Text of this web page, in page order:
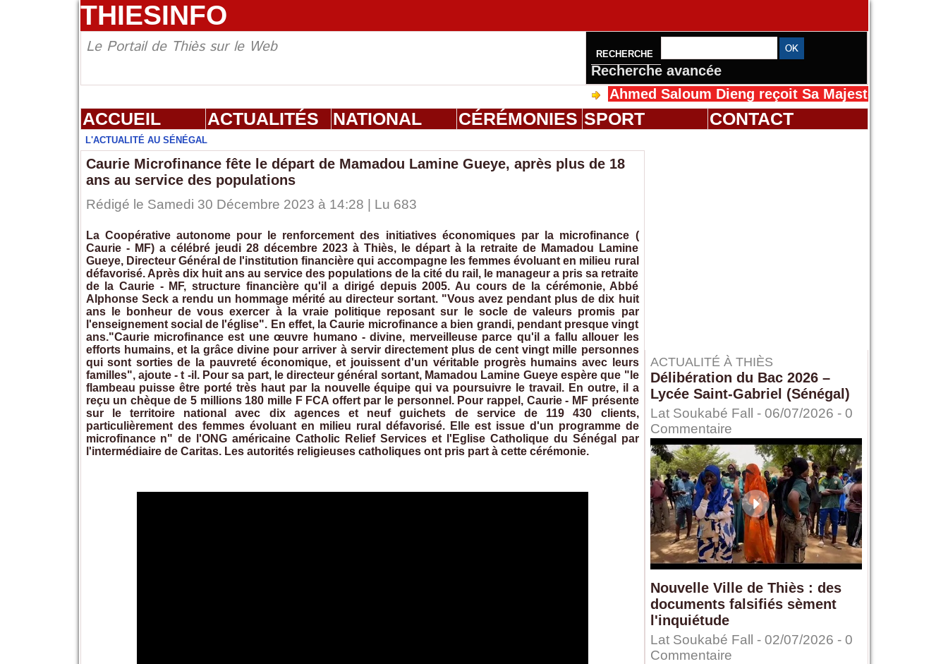
THIESINFO
Le Portail de Thiès sur le Web RECHERCHE
Recherche avancée
Ahmed Saloum Dieng reçoit Sa Majesté Mansah Cissé
ACCUEIL ACTUALITÉS NATIONAL CÉRÉMONIES SPORT CONTACT
L'ACTUALITÉ AU SÉNÉGAL
Caurie Microfinance fête le départ de Mamadou Lamine Gueye, après plus de 18
ans au service des populations
Rédigé le Samedi 30 Décembre 2023 à 14:28 | Lu 683
La Coopérative autonome pour le renforcement des initiatives économiques par la microfinance (
Caurie - MF) a célébré jeudi 28 décembre 2023 à Thiès, le départ à la retraite de Mamadou Lamine
Gueye, Directeur Général de l'institution financière qui accompagne les femmes évoluant en milieu rural
défavorisé. Après dix huit ans au service des populations de la cité du rail, le manageur a pris sa retraite
de la Caurie - MF, structure financière qu'il a dirigé depuis 2005. Au cours de la cérémonie, Abbé
Alphonse Seck a rendu un hommage mérité au directeur sortant. "Vous avez pendant plus de dix huit
ans le bonheur de vous exercer à la vraie politique reposant sur le socle de valeurs promis par
l'enseignement social de l'église". En effet, la Caurie microfinance a bien grandi, pendant presque vingt
ans."Caurie microfinance est une œuvre humano - divine, merveilleuse parce qu'il a fallu allouer les
efforts humains, et la grâce divine pour arriver à servir directement plus de cent vingt mille personnes
qui sont sorties de la pauvreté économique, et jouissent d'un véritable progrès humains avec leurs
familles", ajoute - t -il. Pour sa part, le directeur général sortant, Mamadou Lamine Gueye espère que "le
flambeau puisse être porté très haut par la nouvelle équipe qui va poursuivre le travail. En outre, il a
reçu un chèque de 5 millions 180 mille F FCA offert par le personnel. Pour rappel, Caurie - MF présente
sur le territoire national avec dix agences et neuf guichets de service de 119 430 clients,
particulièrement des femmes évoluant en milieu rural défavorisé. Elle est issue d'un programme de
microfinance n" de l'ONG américaine Catholic Relief Services et l'Eglise Catholique du Sénégal par
l'intermédiaire de Caritas. Les autorités religieuses catholiques ont pris part à cette cérémonie.
ACTUALITÉ À THIÈS
Délibération du Bac 2026 –
Lycée Saint-Gabriel (Sénégal)
Lat Soukabé Fall - 06/07/2026 - 0
Commentaire
Nouvelle Ville de Thiès : des
documents falsifiés sèment
l'inquiétude
Lat Soukabé Fall - 02/07/2026 - 0
Commentaire